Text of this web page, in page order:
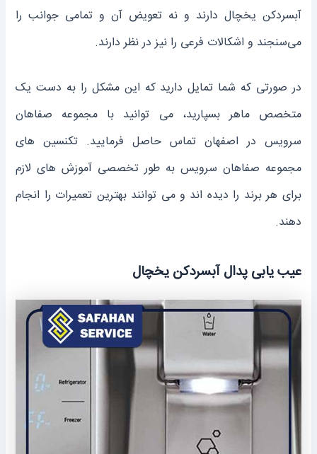
آبسردکن یخچال دارند و نه تعویض آن و تمامی جوانب را
می‌سنجند و اشکالات فرعی را نیز در نظر دارند.
در صورتی که شما تمایل دارید که این مشکل را به دست یک
متخصص ماهر بسپارید، می ‌توانید با مجموعه صفاهان
سرویس در اصفهان تماس حاصل فرمایید. تکنسین های
مجموعه صفاهان سرویس به طور تخصصی آموزش های لازم
برای هر برند را دیده اند و می توانند بهترین تعمیرات را انجام
دهند.
عیب یابی پدال آبسردکن یخچال